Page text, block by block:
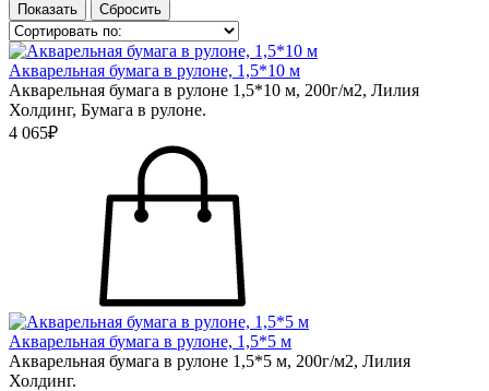
Акварельная бумага в рулоне, 1,5*10 м
Акварельная бумага в рулоне 1,5*10 м, 200г/м2, Лилия
Холдинг, Бумага в рулоне.
4 065₽
Акварельная бумага в рулоне, 1,5*5 м
Акварельная бумага в рулоне 1,5*5 м, 200г/м2, Лилия
Холдинг.